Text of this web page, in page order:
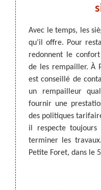
ARTISAN
CANNAGE -
les
de
vous
et
Avec le temps, les
qu’il offre. Pour
redonnent le
de les rempailler. À
est conseillé de
un rempailleur
fournir une
des politiques
il respecte
terminer les
Petite Foret, dans le